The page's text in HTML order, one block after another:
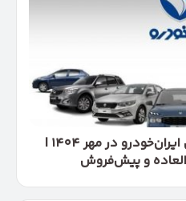
شرایط فروش طرح مادران ایران‌خودرو در مهر ۱۴۰۴ |
و پیش‌فروش